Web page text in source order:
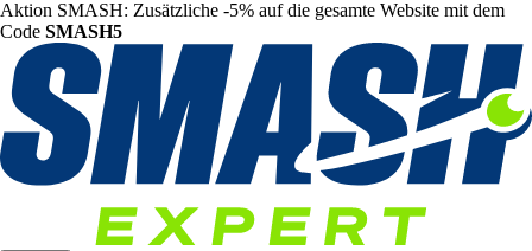
Aktion SMASH: Zusätzliche -5% auf die gesamte Website mit dem
Code SMASH5